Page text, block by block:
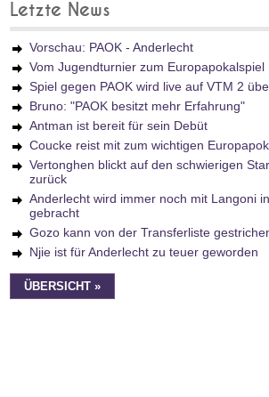
Letzte News
Vorschau: PAOK - Anderlecht
Vom Jugendturnier zum Europapokalspiel
Spiel gegen PAOK wird live auf VTM 2
Bruno: "PAOK besitzt mehr Erfahrung"
Antman ist bereit für sein Debüt
Coucke reist mit zum wichtigen
Vertonghen blickt auf den schwierigen
zurück
Anderlecht wird immer noch mit Langoni
gebracht
Gozo kann von der Transferliste
Njie ist für Anderlecht zu teuer geworden
ÜBERSICHT »